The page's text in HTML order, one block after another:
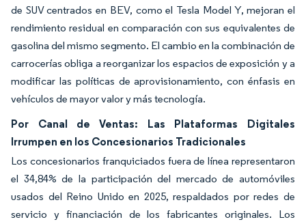
de SUV centrados en BEV, como el Tesla Model Y, mejoran el
rendimiento residual en comparación con sus equivalentes de
gasolina del mismo segmento. El cambio en la combinación de
carrocerías obliga a reorganizar los espacios de exposición y a
modificar las políticas de aprovisionamiento, con énfasis en
vehículos de mayor valor y más tecnología.
Por Canal de Ventas: Las Plataformas Digitales
Irrumpen en los Concesionarios Tradicionales
Los concesionarios franquiciados fuera de línea representaron
el 34,84% de la participación del mercado de automóviles
usados del Reino Unido en 2025, respaldados por redes de
servicio y financiación de los fabricantes originales. Los